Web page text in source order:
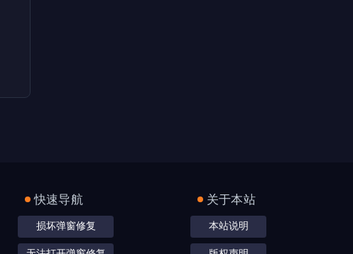
快速导航
损坏弹窗修复
关于本站
本站说明